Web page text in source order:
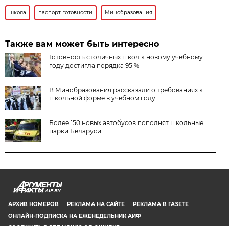
школа паспорт готовности Минобразования
Также вам может быть интересно
Готовность столичных школ к новому учебному
году достигла порядка 95 %
В Минобразования рассказали о требованиях к
школьной форме в учебном году
Более 150 новых автобусов пополнят школьные
парки Беларуси
AIF.BY
АРХИВ НОМЕРОВ РЕКЛАМА НА САЙТЕ
РЕКЛАМА В ГАЗЕТЕ
ОНЛАЙН-ПОДПИСКА НА ЕЖЕНЕДЕЛЬНИК АИФ